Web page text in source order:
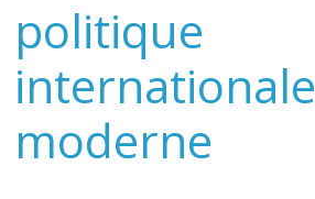
politique
internationale
moderne